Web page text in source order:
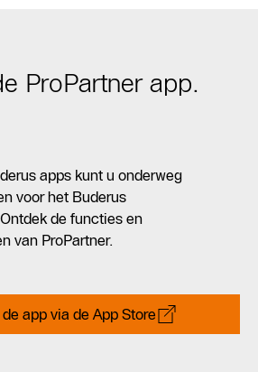
ProPartner app.
apps kunt u onderweg
voor het Buderus
de functies en
van ProPartner.
app via de App Store